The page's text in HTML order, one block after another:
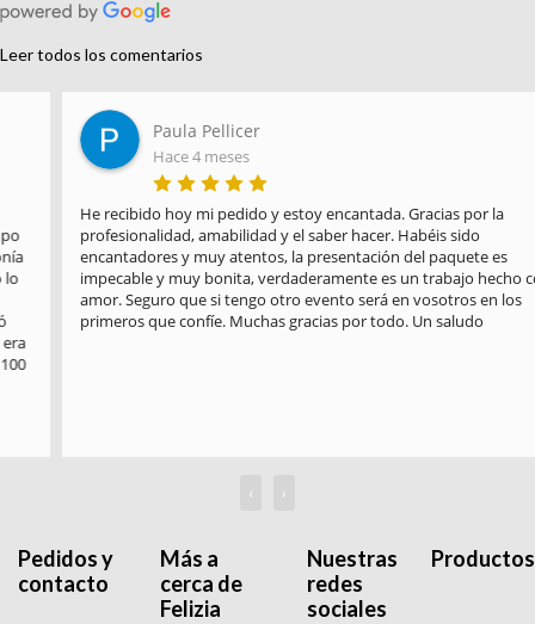
Leer todos los comentarios
Paula Pellicer
Hace 4 meses
He recibido hoy mi pedido y estoy encantada. Gracias por la
profesionalidad, amabilidad y el saber hacer. Habéis sido
encantadores y muy atentos, la presentación del paquete es
impecable y muy bonita, verdaderamente es un trabajo hecho con
amor. Seguro que si tengo otro evento será en vosotros en los
primeros que confíe. Muchas gracias por todo. Un saludo
‹ ›
Pedidos y
contacto
Más a
cerca de
Felizia
Nuestras
redes
sociales
Productos